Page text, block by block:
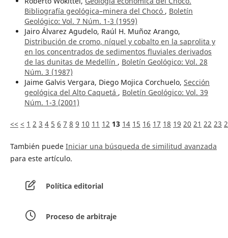
Bibliografía geológica–minera del Chocó , Boletín
Geológico: Vol. 7 Núm. 1-3 (1959)
Jairo Álvarez Agudelo, Raúl H. Muñoz Arango,
Distribución de cromo, níquel y cobalto en la saprolita y
en los concentrados de sedimentos fluviales derivados
de las dunitas de Medellín , Boletín Geológico: Vol. 28
Núm. 3 (1987)
Jaime Galvis Vergara, Diego Mojica Corchuelo, Sección
geológica del Alto Caquetá , Boletín Geológico: Vol. 39
Núm. 1-3 (2001)
<< < 1 2 3 4 5 6 7 8 9 10 11 12 13 14 15 16 17 18 19 20 21 22 23
También puede Iniciar una búsqueda de similitud avanzada
para este artículo.
Política editorial
Proceso de arbitraje